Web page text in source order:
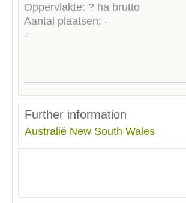
Oppervlakte: ? ha brutto
Aantal plaatsen: -
-
Further information
Australië New South Wales